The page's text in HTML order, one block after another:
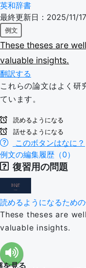
英和辞書
最終更新日：2025/11/17
例文
These theses are
valuable insights.
翻訳する
これらの論文はよく研
ています。
読めるようになる
話せるようになる
このボタンはなに？
例文の編集履歴（0）
復習用の問題
読めるようになるため
These theses are
valuable insights.
を見る